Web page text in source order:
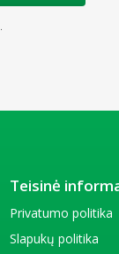
Teisinė
Privatumo politika
Slapukų politika